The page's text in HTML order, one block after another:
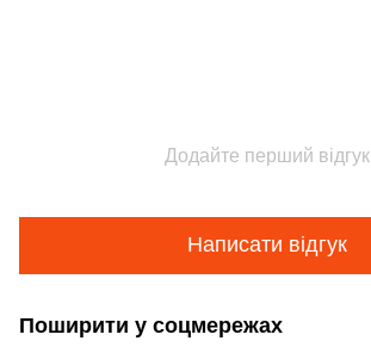
Додайте перший відгук
Написати відгук
Поширити у соцмережах